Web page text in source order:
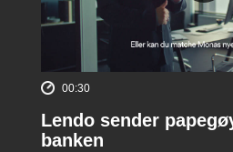
00:30
Lendo sender
banken